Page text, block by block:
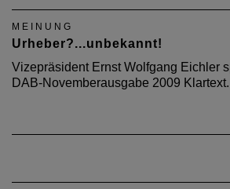
MEINUNG
Urheber?...unbekannt!
Vizepräsident Ernst Wolfgang Eichler
DAB-Novemberausgabe 2009 Klartext.